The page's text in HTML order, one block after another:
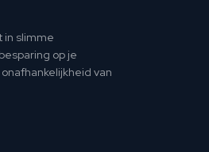
in slimme
op je
van